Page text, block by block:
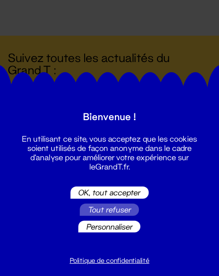
Suivez toutes les actualités du
Grand T :
billetterie@leGrandT.fr
Bienvenue !
En utilisant ce site, vous acceptez que les cookies
soient utilisés de façon anonyme dans le cadre
d'analyse pour améliorer votre expérience sur
leGrandT.fr.
OK, tout accepter
Tout refuser
Personnaliser
Politique de confidentialité